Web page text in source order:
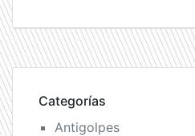
Categorías
Antigolpes